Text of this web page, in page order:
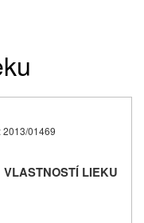
2013/01469
LIEKU